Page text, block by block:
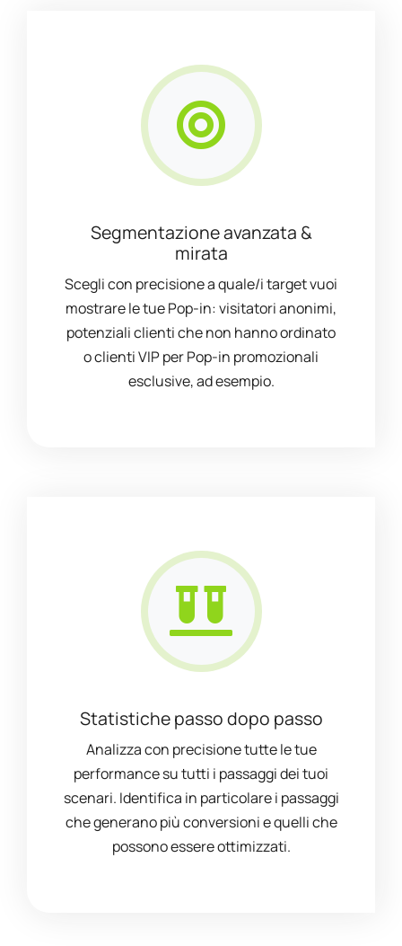
Segmentazione avanzata &
mirata
Scegli con precisione a quale/i target vuoi
mostrare le tue Pop-in: visitatori anonimi,
potenziali clienti che non hanno ordinato
o clienti VIP per Pop-in promozionali
esclusive, ad esempio.
Statistiche passo dopo passo
Analizza con precisione tutte le tue
performance su tutti i passaggi dei tuoi
scenari. Identifica in particolare i passaggi
che generano più conversioni e quelli che
possono essere ottimizzati.